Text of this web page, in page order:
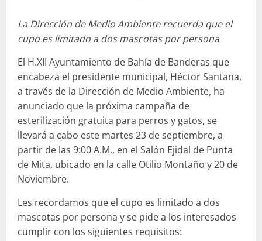
La Dirección de Medio Ambiente recuerda que el
cupo es limitado a dos mascotas por persona
El H.XII Ayuntamiento de Bahía de Banderas que
encabeza el presidente municipal, Héctor Santana,
a través de la Dirección de Medio Ambiente, ha
anunciado que la próxima campaña de
esterilización gratuita para perros y gatos, se
llevará a cabo este martes 23 de septiembre, a
partir de las 9:00 A.M., en el Salón Ejidal de Punta
de Mita, ubicado en la calle Otilio Montaño y 20 de
Noviembre.
​Les recordamos que el cupo es limitado a dos
mascotas por persona y se pide a los interesados
cumplir con los siguientes requisitos: